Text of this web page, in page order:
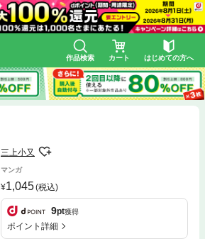
作品検索 カート はじめての方へ
三上小又
マンガ
1,045(税込)
9pt獲得
ポイント詳細